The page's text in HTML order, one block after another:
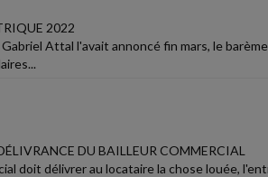
2022
Attal l'avait annoncé fin mars, le
DU BAILLEUR COMMERCIAL
doit délivrer au locataire la chose louée,